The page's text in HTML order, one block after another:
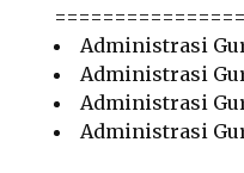
Administrasi
Administrasi
Administrasi
Administrasi